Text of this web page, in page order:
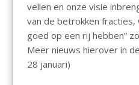
vellen en onze visie
van de betrokken
goed op een rij hebben”
Meer nieuws hierover in
28 januari)